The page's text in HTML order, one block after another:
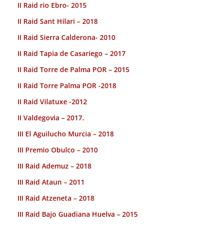
II Raid rio Ebro- 2015
II Raid Sant Hilari – 2018
II Raid Sierra Calderona- 2010
II Raid Tapia de Casariego – 2017
II Raid Torre de Palma POR – 2015
II Raid Torre Palma POR -2018
II Raid Vilatuxe -2012
II Valdegovia – 2017.
III El Aguilucho Murcia – 2018
III Premio Obulco – 2010
III Raid Ademuz – 2018
III Raid Ataun – 2011
III Raid Atzeneta – 2018
III Raid Bajo Guadiana Huelva – 2015